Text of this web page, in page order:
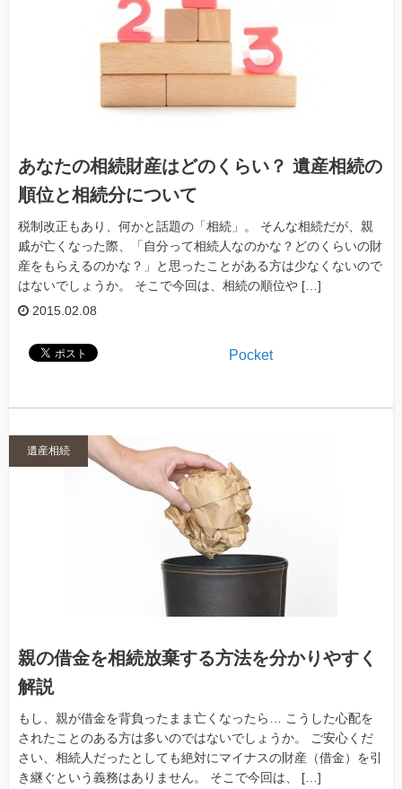
あなたの相続財産はどのくらい？ 遺産相続の
順位と相続分について
税制改正もあり、何かと話題の「相続」。 そんな相続だが、親
戚が亡くなった際、「自分って相続人なのかな？どのくらいの財
産をもらえるのかな？」と思ったことがある方は少なくないので
はないでしょうか。 そこで今回は、相続の順位や […]
2015.02.08
Pocket
遺産相続
親の借金を相続放棄する方法を分かりやすく
解説
もし、親が借金を背負ったまま亡くなったら… こうした心配を
されたことのある方は多いのではないでしょうか。 ご安心くだ
さい、相続人だったとしても絶対にマイナスの財産（借金）を引
き継ぐという義務はありません。 そこで今回は、 […]